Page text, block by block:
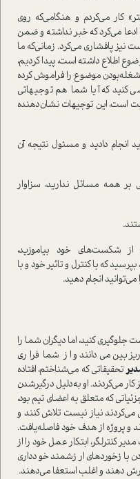
کار می‌کردم و هنگامی‌که روی
می‌کرد که خبر نداشته و ضمن
نیز پافشاری می‌کرد. زمانی‌که ما
اطلاع داشته ا‌ست، پیدا کردیم،
موضوع را فراموش کرده
کنید که آیا شما هم توجیهاتی
ا‌ست، این توجیهات نشان‌دهنده
انجام دادید و مسئول نتیجه آن
بر همه مسائل ندارید، سزاوار
شکست‌های خود بیاموزید،
که با کنترل و تاثیر خود و با
انجام دهید.
کنید، اما دیگران شما را
می‌دانند و از شما فراری
تحقیقاتی که می‌شناختم، افتاده
می‌کردند. او به‌دلیل درگیر‌شدن
که متعلق به اعضای تیم بود،
نیاز نیست تلاش کنند و
و پروژه از هدف خود فاصله‌یافت.
کنترلگر، ابتکار عمل خود را از
بازخوردهای ارزشمند خودداری
دهند و اغلب ا‌ستعفا می‌دهند.